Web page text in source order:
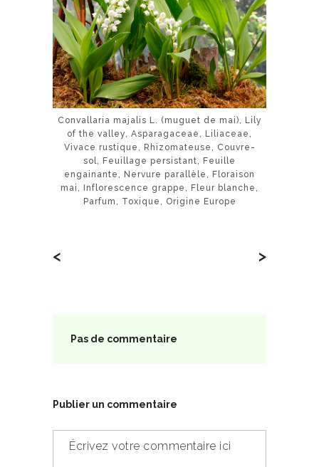
Convallaria majalis L. (muguet de mai), Lily
of the valley, Asparagaceae, Liliaceae,
Vivace rustique, Rhizomateuse, Couvre-
sol, Feuillage persistant, Feuille
engainante, Nervure parallèle, Floraison
mai, Inflorescence grappe, Fleur blanche,
Parfum, Toxique, Origine Europe
< >
Pas de commentaire
Publier un commentaire